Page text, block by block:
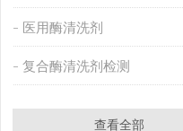
医用酶清洗剂
复合酶清洗剂检测
查看全部